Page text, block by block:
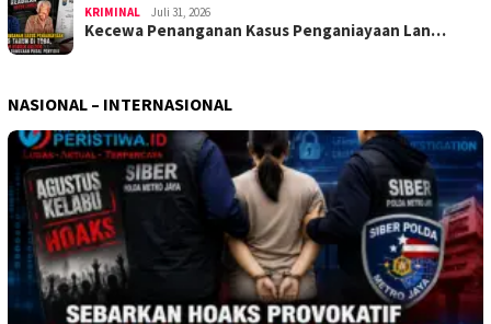
KRIMINAL Juli 31, 2026
Kecewa Penanganan Kasus Penganiayaan Lan…
NASIONAL – INTERNASIONAL